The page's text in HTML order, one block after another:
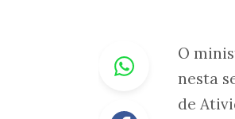
Whastapp
Facebook
O
nesta
de